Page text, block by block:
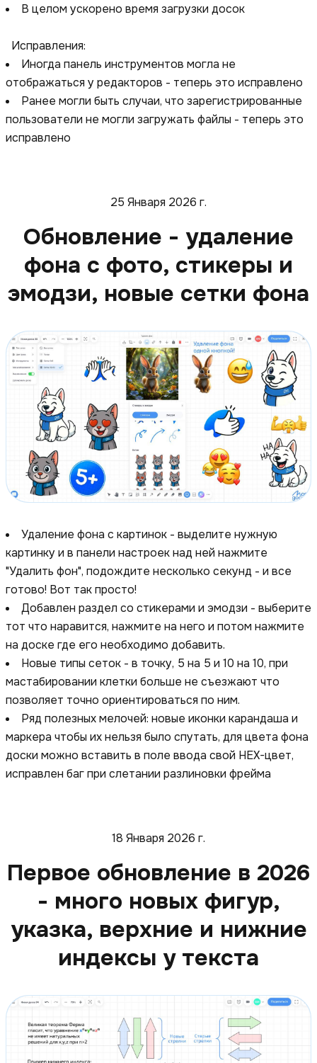
В целом ускорено время загрузки досок
Исправления:
Иногда панель инструментов могла не
отображаться у редакторов - теперь это исправлено
Ранее могли быть случаи, что зарегистрированные
пользователи не могли загружать файлы - теперь это
исправлено
25 Января 2026 г.
Обновление - удаление
фона с фото, стикеры и
эмодзи, новые сетки фона
Удаление фона с картинок - выделите нужную
картинку и в панели настроек над ней нажмите
"Удалить фон", подождите несколько секунд - и все
готово! Вот так просто!
Добавлен раздел со стикерами и эмодзи - выберите
тот что наравится, нажмите на него и потом нажмите
на доске где его необходимо добавить.
Новые типы сеток - в точку, 5 на 5 и 10 на 10, при
мастабировании клетки больше не съезжают что
позволяет точно ориентироваться по ним.
Ряд полезных мелочей: новые иконки карандаша и
маркера чтобы их нельзя было спутать, для цвета фона
доски можно вставить в поле ввода свой HEX-цвет,
исправлен баг при слетании разлиновки фрейма
18 Января 2026 г.
Первое обновление в 2026
- много новых фигур,
указка, верхние и нижние
индексы у текста